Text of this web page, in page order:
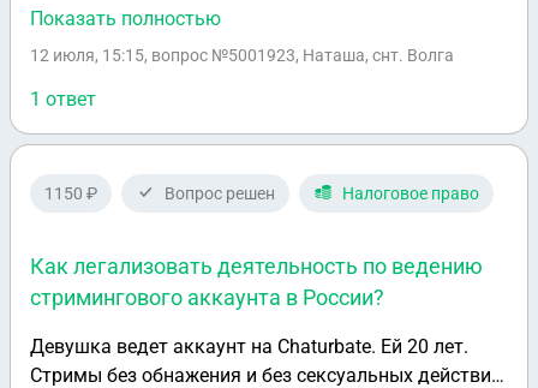
сумма, вечером я пробивала через кассу всю сумму
сделать возврат через кассу лишней суммы? Это
зачтется?
Показать полностью
12 июля, 15:15, вопрос №5001923, Наташа, снт. Волга
1 ответ
1150 ₽ Вопрос решен Налоговое право
Как легализовать деятельность по ведению
стримингового аккаунта в России?
Девушка ведет аккаунт на Chaturbate. Ей 20 лет.
Стримы без обнажения и без сексуальных действий.